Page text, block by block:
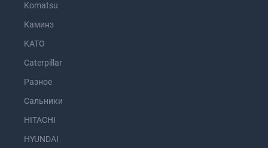
Komatsu
Каминз
KATO
Caterpillar
Разное
Сальники
HITACHI
HYUNDAI